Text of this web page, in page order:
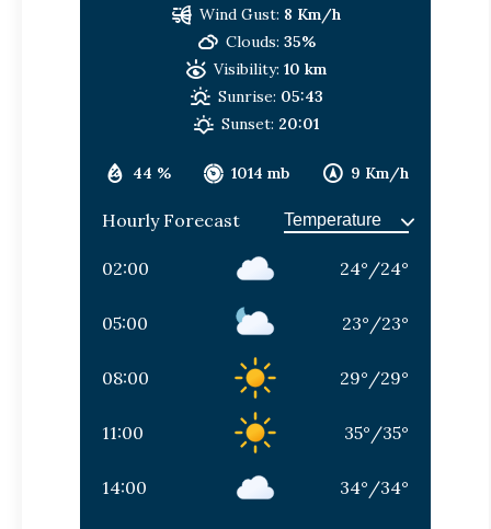
44 % 1014 mb 9 Km/h
Wind Gust: 8 Km/h
Clouds: 35%
Visibility: 10 km
Sunrise: 05:43
Sunset: 20:01
Hourly Forecast
02:00 24° /24°
05:00 23° /23°
08:00 29° /29°
11:00 35° /35°
14:00 34° /34°